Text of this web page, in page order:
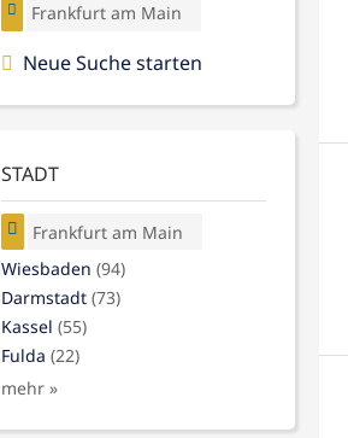
Frankfurt am Main
Neue Suche starten
STADT
Frankfurt am Main
Wiesbaden (94)
Darmstadt (73)
Kassel (55)
Fulda (22)
mehr »